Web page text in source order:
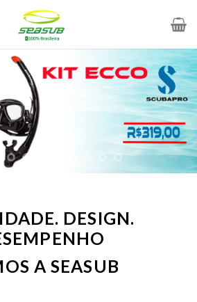
DESIGN.
A SEASUB